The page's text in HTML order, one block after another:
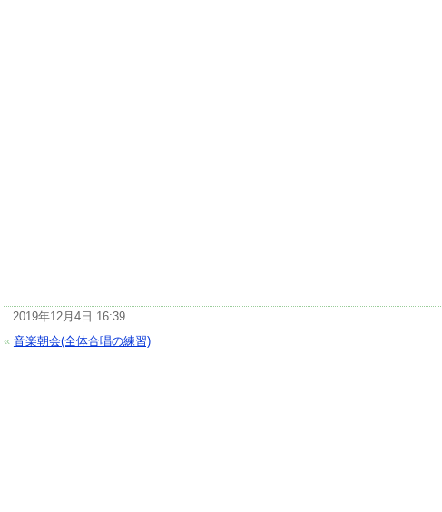
2019年12月4日 16:39
« 音楽朝会(全体合唱の練習)